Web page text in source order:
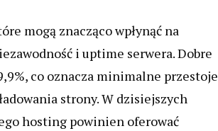
mogą znacząco wpłynąć na
i uptime serwera. Dobre
co oznacza minimalne przestoje
strony. W dzisiejszych
hosting powinien oferować